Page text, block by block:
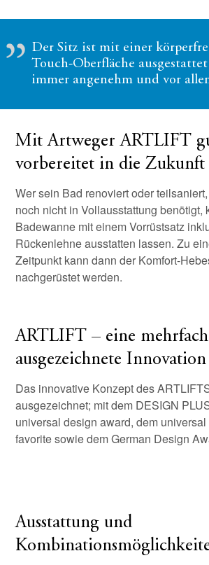
Der Sitz ist mit einer
Touch-Oberfläche
immer angenehm und vor
Mit Artweger ARTLIFT
vorbereitet in die Zukunft
Wer sein Bad renoviert oder
noch nicht in Vollausstattung benötigt,
Badewanne mit einem Vorrüstsatz
Rückenlehne ausstatten lassen. Zu
Zeitpunkt kann dann der Komfort-
nachgerüstet werden.
ARTLIFT – eine mehrfach
ausgezeichnete Innovation
Das innovative Konzept des
ausgezeichnet; mit dem DESIGN
universal design award, dem
favorite sowie dem German Design
Ausstattung und